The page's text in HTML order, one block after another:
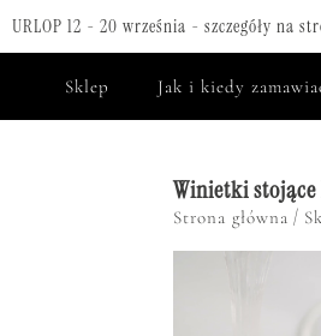
URLOP 12 - 20 września - szczegóły na
Sklep Jak i kiedy
Winietki stojące
Strona główna /